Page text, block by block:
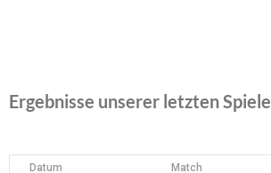
Ergebnisse unserer letzten Spiele
Datum Match